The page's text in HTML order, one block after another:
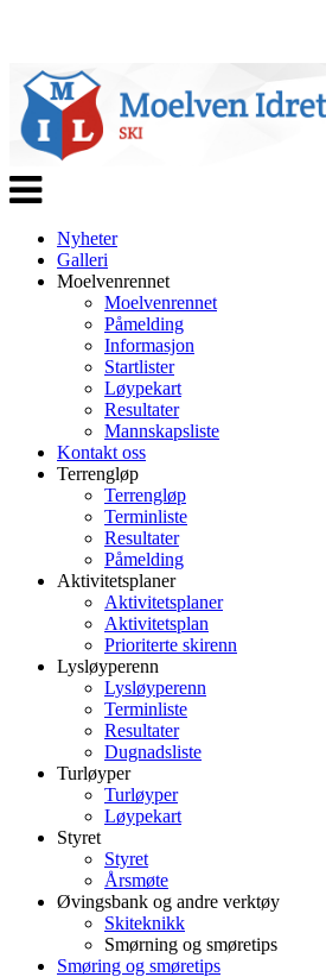
Veksle
navigasjon
Nyheter
Galleri
Moelvenrennet
Moelvenrennet
Påmelding
Informasjon
Startlister
Løypekart
Resultater
Mannskapsliste
Kontakt oss
Terrengløp
Terrengløp
Terminliste
Resultater
Påmelding
Aktivitetsplaner
Aktivitetsplaner
Aktivitetsplan
Prioriterte skirenn
Lysløyperenn
Lysløyperenn
Terminliste
Resultater
Dugnadsliste
Turløyper
Turløyper
Løypekart
Styret
Styret
Årsmøte
Øvingsbank og andre verktøy
Skiteknikk
Smørning og smøretips
Smøring og smøretips